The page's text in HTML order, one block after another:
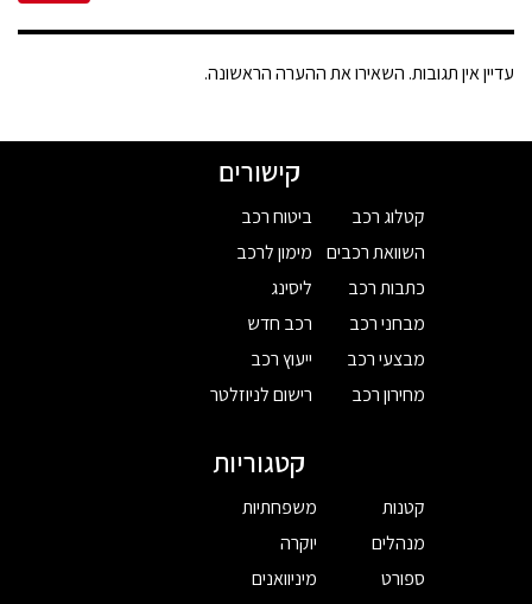
עדיין אין תגובות. השאירו את ההערה הראשונה.
קישורים
קטלוג רכב
השוואת רכבים
כתבות רכב
מבחני רכב
מבצעי רכב
מחירון רכב
ביטוח רכב
מימון לרכב
ליסינג
רכב חדש
ייעוץ רכב
רישום לניוזלטר
קטגוריות
קטנות
מנהלים
ספורט
משפחתיות
יוקרה
מיניוואנים